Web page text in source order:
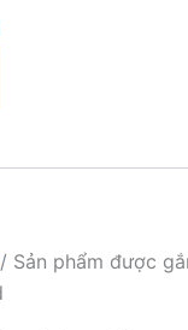
/ Sản phẩm được